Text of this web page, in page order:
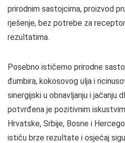
prirodnim sastojcima, proizvod
rješenje, bez potrebe za
rezultatima.
Posebno ističemo prirodne
đumbira, kokosovog ulja i
sinergijski u obnavljanju i jačanju
potvrđena je pozitivnim
Hrvatske, Srbije, Bosne i
ističu brze rezultate i osjećaj